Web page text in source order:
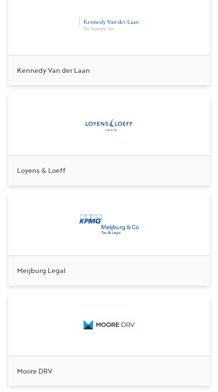
Kennedy Van der Laan
Loyens & Loeff
Meijburg Legal
Moore DRV